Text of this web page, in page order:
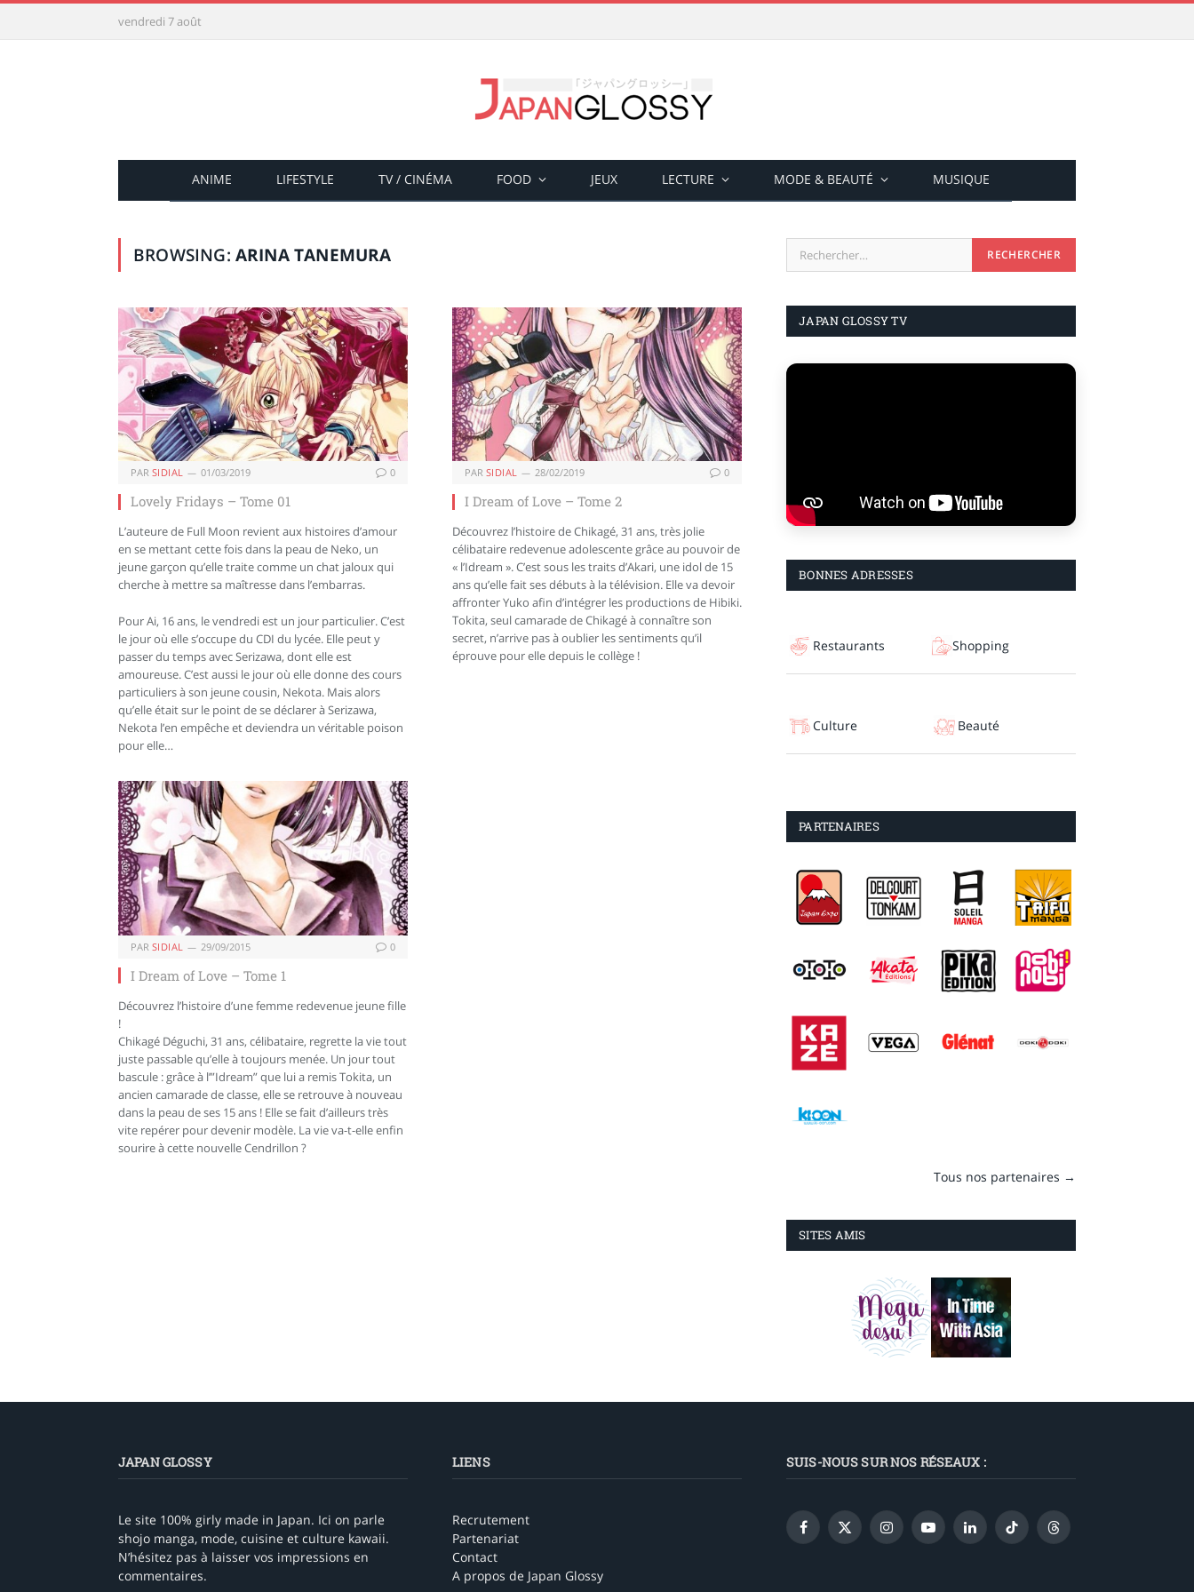
vendredi 7 août
ANIME LIFESTYLE TV / CINÉMA FOOD JEUX LECTURE MODE & BEAUTÉ MUSIQUE
BROWSING: ARINA TANEMURA
PAR SIDIAL 01/03/2019 0
Lovely Fridays – Tome 01
L’auteure de Full Moon revient aux histoires d’amour
en se mettant cette fois dans la peau de Neko, un
jeune garçon qu’elle traite comme un chat jaloux qui
cherche à mettre sa maîtresse dans l’embarras.
Pour Ai, 16 ans, le vendredi est un jour particulier. C’est
le jour où elle s’occupe du CDI du lycée. Elle peut y
passer du temps avec Serizawa, dont elle est
amoureuse. C’est aussi le jour où elle donne des cours
particuliers à son jeune cousin, Nekota. Mais alors
qu’elle était sur le point de se déclarer à Serizawa,
Nekota l’en empêche et deviendra un véritable poison
pour elle…
PAR SIDIAL 28/02/2019 0
I Dream of Love – Tome 2
Découvrez l’histoire de Chikagé, 31 ans, très jolie
célibataire redevenue adolescente grâce au pouvoir de
« l’Idream ». C’est sous les traits d’Akari, une idol de 15
ans qu’elle fait ses débuts à la télévision. Elle va devoir
affronter Yuko afin d’intégrer les productions de Hibiki.
Tokita, seul camarade de Chikagé à connaître son
secret, n’arrive pas à oublier les sentiments qu’il
éprouve pour elle depuis le collège !
PAR SIDIAL 29/09/2015 0
I Dream of Love – Tome 1
Découvrez l’histoire d’une femme redevenue jeune fille
!
Chikagé Déguchi, 31 ans, célibataire, regrette la vie tout
juste passable qu’elle à toujours menée. Un jour tout
bascule : grâce à l’”Idream” que lui a remis Tokita, un
ancien camarade de classe, elle se retrouve à nouveau
dans la peau de ses 15 ans ! Elle se fait d’ailleurs très
vite repérer pour devenir modèle. La vie va-t-elle enfin
sourire à cette nouvelle Cendrillon ?
JAPAN GLOSSY TV
BONNES ADRESSES
Restaurants Shopping
Culture Beauté
PARTENAIRES
Tous nos partenaires →
SITES AMIS
JAPAN GLOSSY
Le site 100% girly made in Japan. Ici on parle
shojo manga, mode, cuisine et culture kawaii.
N’hésitez pas à laisser vos impressions en
commentaires.
LIENS
Recrutement
Partenariat
Contact
A propos de Japan Glossy
SUIS-NOUS SUR NOS RÉSEAUX :
Facebook
X
InstagramYouTubeLinkedInTikTok Threads